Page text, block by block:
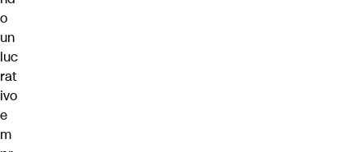
o
un
luc
rat
ivo
e
m